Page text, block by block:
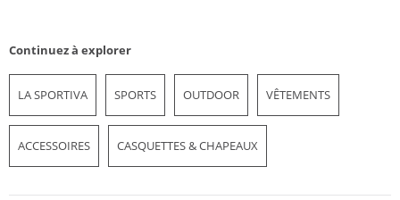
Continuez à explorer
LA SPORTIVA SPORTS OUTDOOR VÊTEMENTS
ACCESSOIRES CASQUETTES & CHAPEAUX